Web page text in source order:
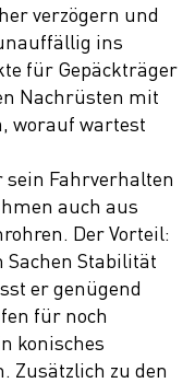
verzögern und
ins
für Gepäckträger
Nachrüsten mit
worauf wartest
sein Fahrverhalten
auch aus
Der Vorteil:
Sachen Stabilität
er genügend
für noch
konisches
Zusätzlich zu den